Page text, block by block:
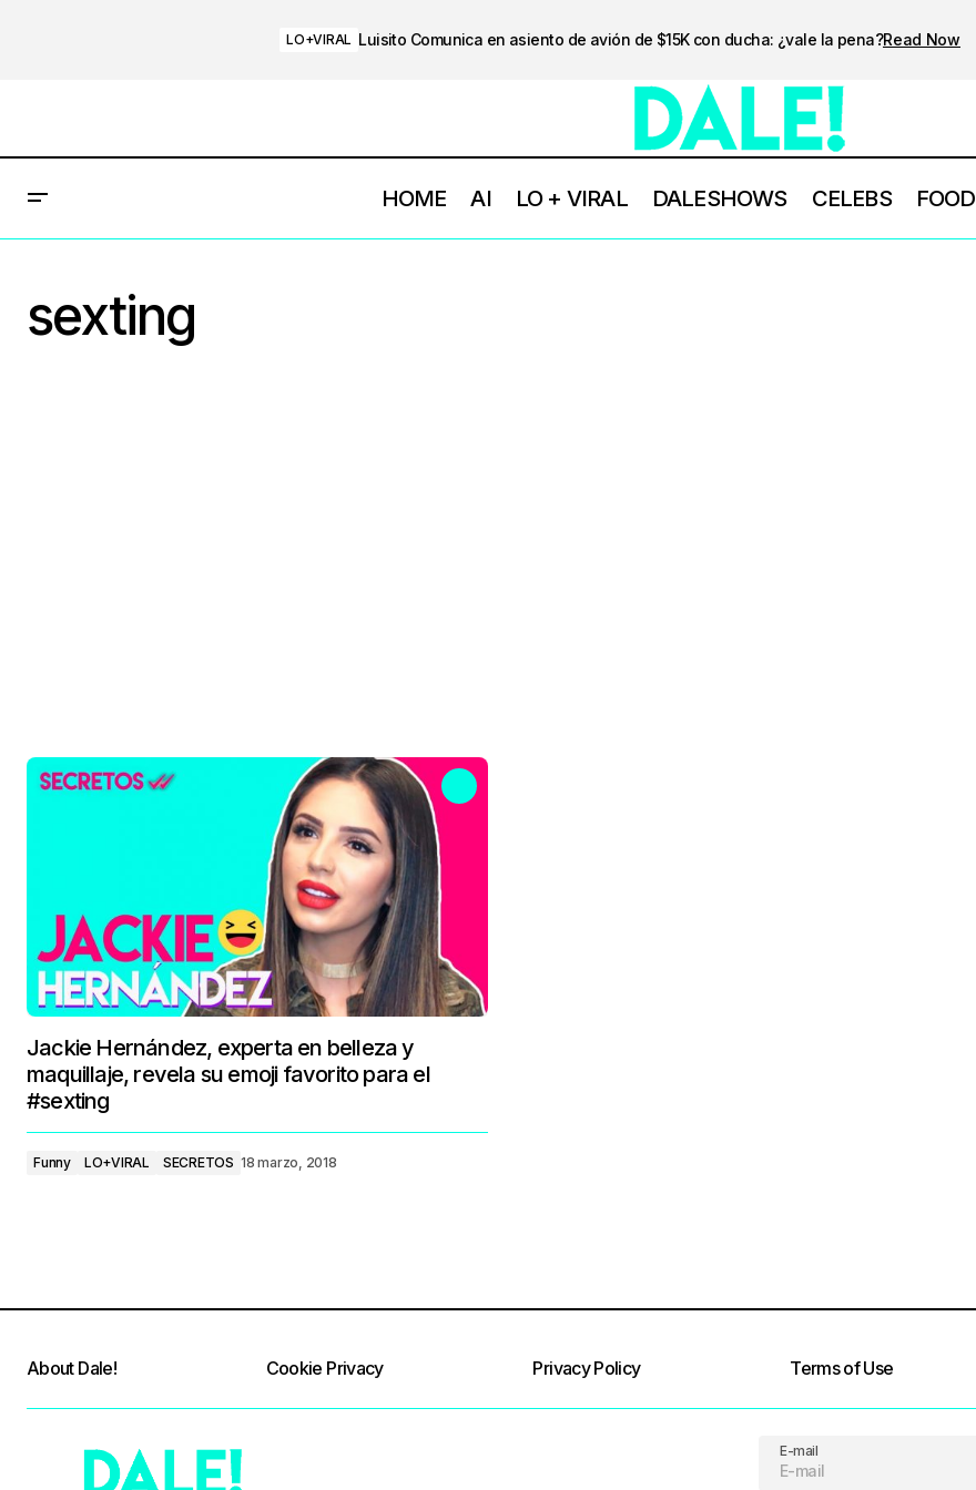
LO+VIRAL Luisito Comunica en asiento de avión de $15K con ducha: ¿vale la pena?Read Now
HOME AI LO + VIRAL DALESHOWS CELEBS FOOD
sexting
Jackie Hernández, experta en belleza y
maquillaje, revela su emoji favorito para el
#sexting
Funny LO+VIRAL SECRETOS 18 marzo, 2018
About Dale! Cookie Privacy Privacy Policy Terms of Use
E-mail